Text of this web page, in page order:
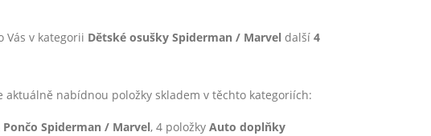
Vás v kategorii Dětské osušky Spiderman / Marveldalší 4
aktuálně nabídnou položky skladem v těchto kategoriích:
Pončo Spiderman / Marvel, 4 položky Auto doplňky